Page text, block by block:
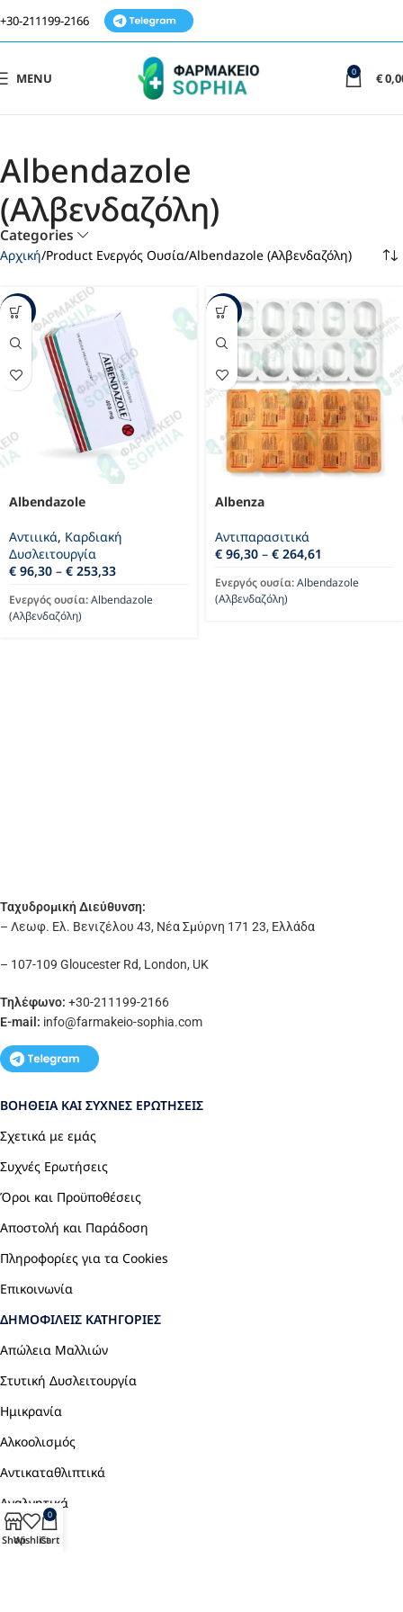
+30-211199-2166
MENU 0 €
Albendazole
(Αλβενδαζόλη)
Categories
Αρχική Product Ενεργός Ουσία Albendazole (Αλβενδαζόλη)
-34%
Albendazole
Αντιιικά, Καρδιακή
Δυσλειτουργία
€ 96,30 – € 253,33
Ενεργός ουσία:Albendazole
(Αλβενδαζόλη)
-31%
Albenza
Αντιπαρασιτικά
€ 96,30 – € 264,61
Ενεργός ουσία:Albendazole
(Αλβενδαζόλη)
Ταχυδρομική Διεύθυνση:
– Λεωφ. Ελ. Βενιζέλου 43, Νέα Σμύρνη 171 23, Ελλάδα
– 107-109 Gloucester Rd, London, UK
Τηλέφωνο: +30-211199-2166
E-mail: info@farmakeio-sophia.com
ΒΟΉΘΕΙΑ ΚΑΙ ΣΥΧΝΈΣ ΕΡΩΤΉΣΕΙΣ
Σχετικά με εμάς
Συχνές Ερωτήσεις
Όροι και Προϋποθέσεις
Αποστολή και Παράδοση
Πληροφορίες για τα Cookies
Επικοινωνία
ΔΗΜΟΦΙΛΕΊΣ ΚΑΤΗΓΟΡΊΕΣ
Απώλεια Μαλλιών
Στυτική Δυσλειτουργία
Ημικρανία
Αλκοολισμός
Αντικαταθλιπτικά
Αναλγητικά
ShopWishlist
0
Cart